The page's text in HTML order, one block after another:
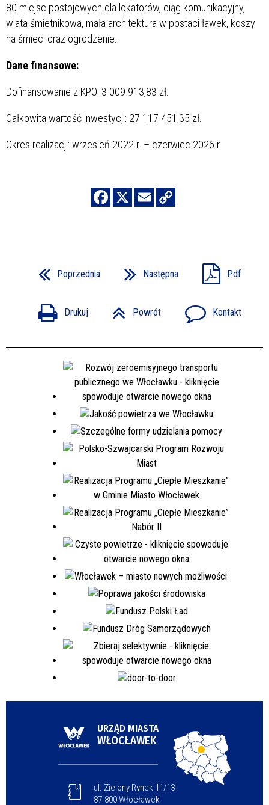
80 miejsc postojowych dla lokatorów, ciąg komunikacyjny,
wiata śmietnikowa, mała architektura w postaci ławek, koszy
na śmieci oraz ogrodzenie.
Dane finansowe:
Dofinansowanie z KPO: 3 009 913,83 zł.
Całkowita wartość inwestycji: 27 117 451,35 zł.
Okres realizacji: wrzesień 2022 r. – czerwiec 2026 r.
Poprzednia Następna Pdf
Drukuj Powrót Kontakt
URZĄD MIASTA
WŁOCŁAWEK
ul. Zielony Rynek 11/13
87-800 Włocławek